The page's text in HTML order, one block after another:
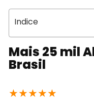
Indice
Mais 25 mil
Brasil
★★★★★